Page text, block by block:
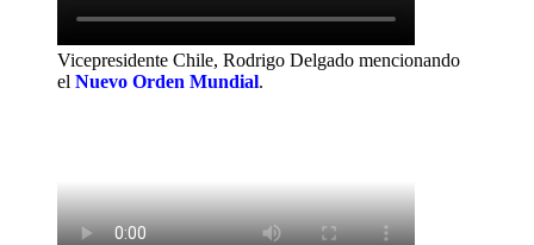
Vicepresidente Chile, Rodrigo Delgado mencionando
el Nuevo Orden Mundial.